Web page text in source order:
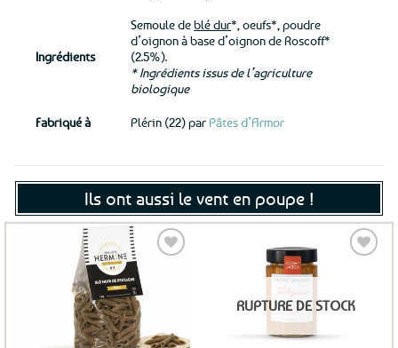
Ingrédients
Semoule deblé dur*, oeufs*, poudre
d’oignon à base d’oignon de Roscoff*
(2.5%).
* Ingrédients issus de l’agriculture
biologique
Fabriqué à Plérin (22) par Pâtes d’Armor
Ils ont aussi le vent en poupe !
aux
RUPTURE DE STOCK